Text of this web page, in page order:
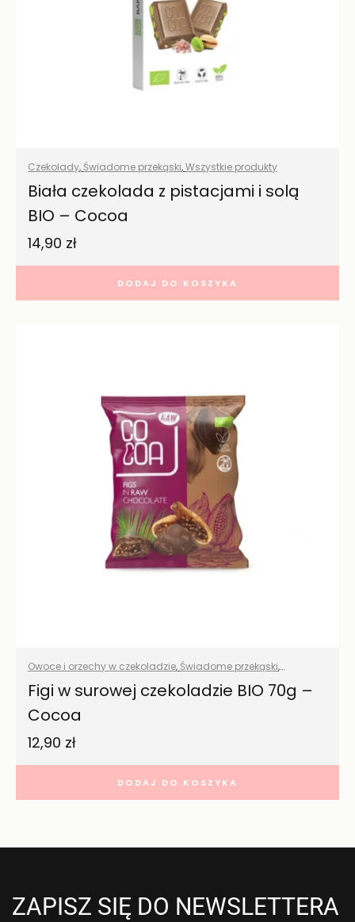
Czekolady, Świadome przekąski,Wszystkie produkty
Biała czekolada z pistacjami i solą
BIO – Cocoa
14,90 zł
DODAJ DO KOSZYKA
Owoce i orzechy w czekoladzie, Świadome przekąski,
Wszystkie produkty
Figi w surowej czekoladzie BIO 70g –
Cocoa
12,90 zł
DODAJ DO KOSZYKA
ZAPISZ SIĘ DO NEWSLETTERA